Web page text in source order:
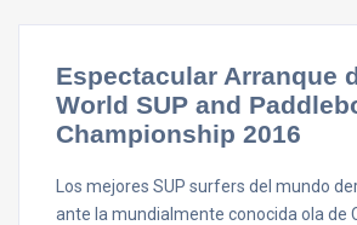
Espectacular Arranque
World SUP and
Championship 2016
Los mejores SUP surfers del mundo
ante la mundialmente conocida ola de